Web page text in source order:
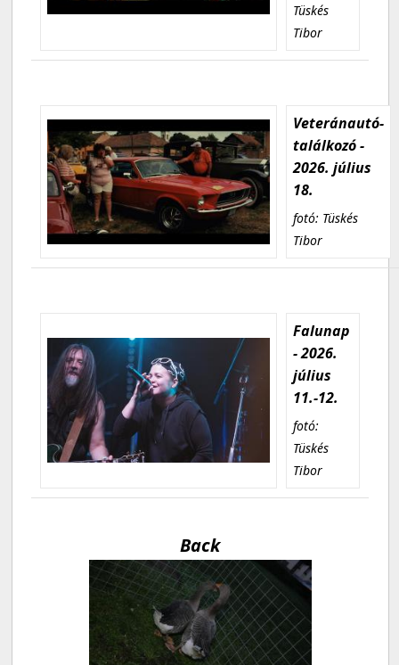
Tüskés
Tibor
Veteránautó-
találkozó -
2026. július
18.
fotó: Tüskés
Tibor
Falunap
- 2026.
július
11.-12.
fotó:
Tüskés
Tibor
Back